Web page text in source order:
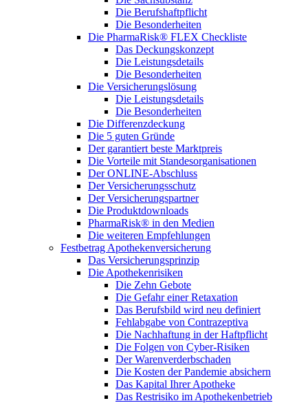
Die Berufshaftpflicht
Die Besonderheiten
Die PharmaRisk® FLEX Checkliste
Das Deckungskonzept
Die Leistungsdetails
Die Besonderheiten
Die Versicherungslösung
Die Leistungsdetails
Die Besonderheiten
Die Differenzdeckung
Die 5 guten Gründe
Der garantiert beste Marktpreis
Die Vorteile mit Standesorganisationen
Der ONLINE-Abschluss
Der Versicherungsschutz
Der Versicherungspartner
Die Produktdownloads
PharmaRisk® in den Medien
Die weiteren Empfehlungen
Festbetrag Apothekenversicherung
Das Versicherungsprinzip
Die Apothekenrisiken
Die Zehn Gebote
Die Gefahr einer Retaxation
Das Berufsbild wird neu definiert
Fehlabgabe von Contrazeptiva
Die Nachhaftung in der Haftpflicht
Die Folgen von Cyber-Risiken
Der Warenverderbschaden
Die Kosten der Pandemie absichern
Das Kapital Ihrer Apotheke
Das Restrisiko im Apothekenbetrieb